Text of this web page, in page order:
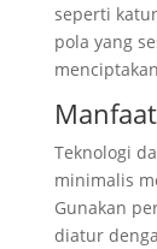
seperti
pola yang
Teknologi
minimalis
Gunakan
diatur